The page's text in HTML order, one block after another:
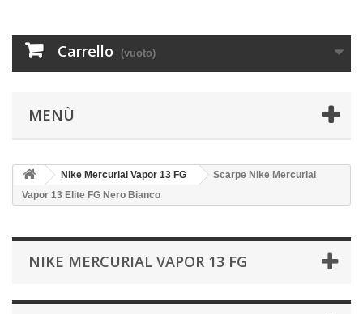
Carrello (vuoto)
MENÙ
Nike Mercurial Vapor 13 FG
Scarpe Nike Mercurial
Vapor 13 Elite FG Nero Bianco
NIKE MERCURIAL VAPOR 13 FG